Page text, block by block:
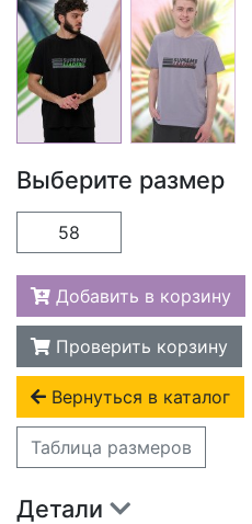
Выберите размер
58
Добавить в корзину
Проверить корзину
Вернуться в каталог
Таблица размеров
Детали